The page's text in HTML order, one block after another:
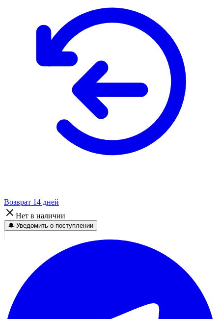
Возврат 14 дней
Нет в наличии
🔔 Уведомить о поступлении